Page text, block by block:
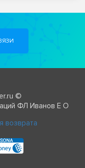
©
ФЛ Иванов Е О
возврата